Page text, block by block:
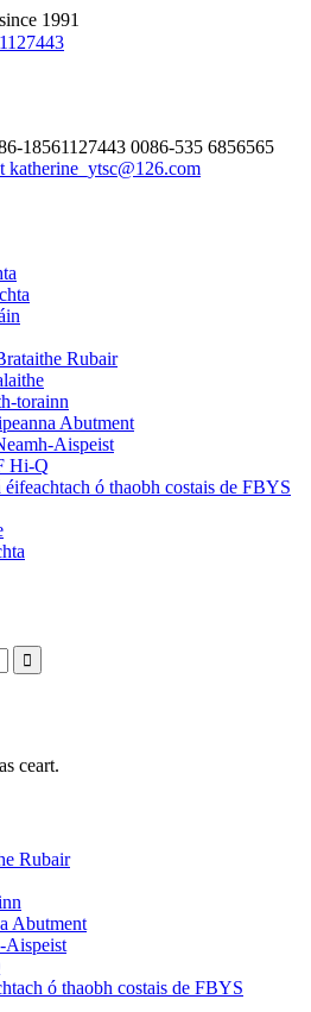
1991
18561127443 0086-535 6856565
katherine_ytsc@126.com
Rubair
torainn
Abutment
Aispeist
Hi-Q
éifeachtach ó thaobh costais de FBYS
ceart.
Rubair
Abutment
Aispeist
ó thaobh costais de FBYS